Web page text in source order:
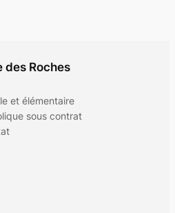
des Roches
et élémentaire
sous contrat